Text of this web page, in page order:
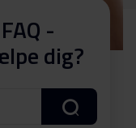
-
dig?